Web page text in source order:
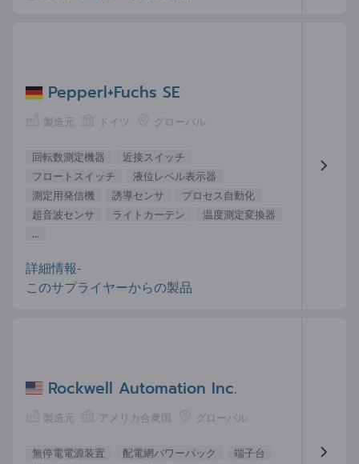
Pepperl+Fuchs SE
製造元 ドイツ グローバル
回転数測定機器
近接スイッチ
フロートスイッチ
液位レベル表示器
測定用発信機
誘導センサ
プロセス自動化
超音波センサ
ライトカーテン
温度測定変換器
...
詳細情報-
このサプライヤーからの製品
Rockwell Automation Inc.
製造元 アメリカ合衆国 グローバル
無停電電源装置 配電網パワーパック
端子台